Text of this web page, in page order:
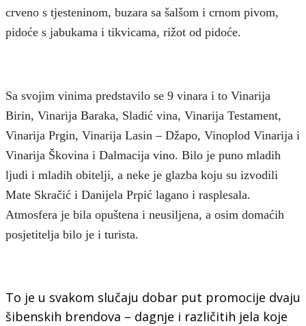
crveno s tjesteninom, buzara sa šalšom i crnom pivom,
pidoće s jabukama i tikvicama, rižot od pidoće.
Sa svojim vinima predstavilo se 9 vinara i to Vinarija
Birin, Vinarija Baraka, Sladić vina, Vinarija Testament,
Vinarija Prgin, Vinarija Lasin – Džapo, Vinoplod Vinarija i
Vinarija Škovina i Dalmacija vino. Bilo je puno mladih
ljudi i mladih obitelji, a neke je glazba koju su izvodili
Mate Skračić i Danijela Prpić lagano i rasplesala.
Atmosfera je bila opuštena i neusiljena, a osim domaćih
posjetitelja bilo je i turista.
To je u svakom slučaju dobar put promocije dvaju
šibenskih brendova – dagnje i različitih jela koje